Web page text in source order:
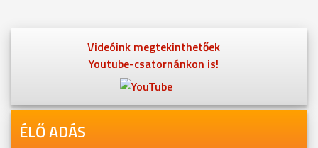
Videóink megtekinthetőek
Youtube-csatornánkon is!
ÉLŐ ADÁS